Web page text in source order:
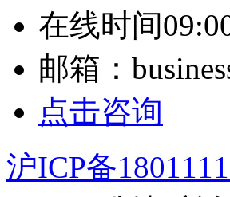
在线时间
邮箱：
点击咨询
沪ICP备